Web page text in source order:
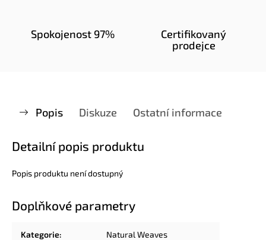
Spokojenost 97%
Certifikovaný
prodejce
Popis Diskuze Ostatní informace
Detailní popis produktu
Popis produktu není dostupný
Doplňkové parametry
Kategorie: Natural Weaves